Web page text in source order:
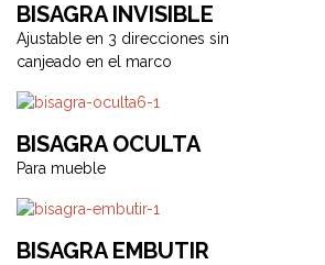
BISAGRA INVISIBLE
Ajustable en 3 direcciones sin
canjeado en el marco
BISAGRA OCULTA
Para mueble
BISAGRA EMBUTIR